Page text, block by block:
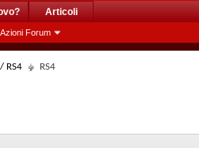
Azioni Forum
Articoli
RS4 RS4